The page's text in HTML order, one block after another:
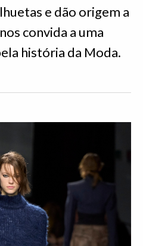
e dão origem a
convida a uma
história da Moda.